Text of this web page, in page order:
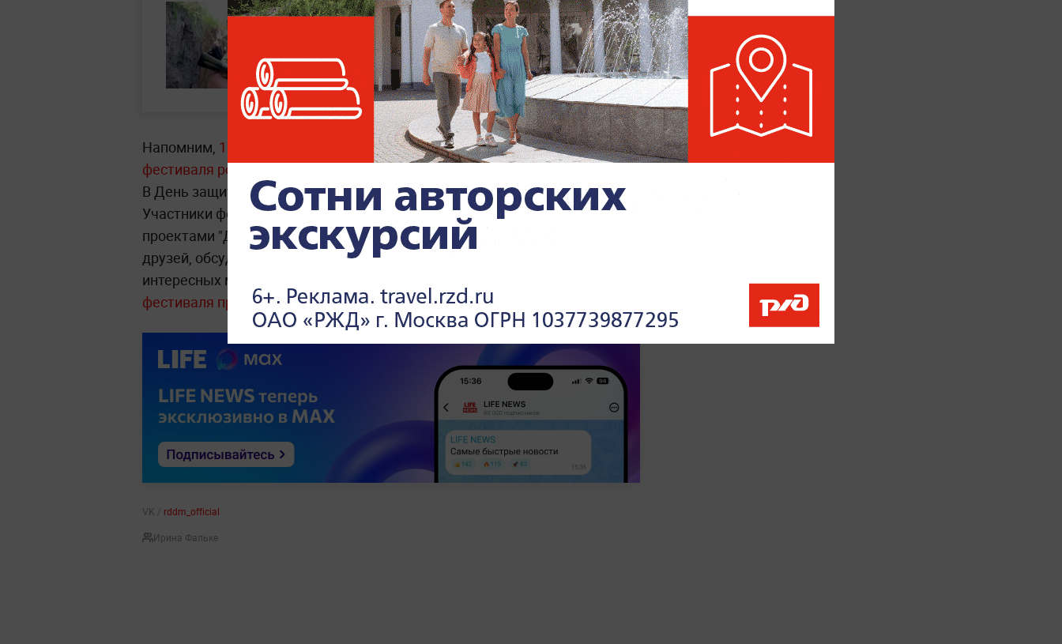
Участники СВО поздравили
детей и поблагодарили их
за поддержку
Напомним, 1 июня в Москве на ВДНХ открылась флагманская площадка
фестиваля российского движения детей и молодёжи "Движение первых".
В День защиты детей такие площадки работали в 79 регионах страны.
Участники фестиваля получили возможность познакомиться с разными
проектами "Движения первых" и примерить их на себя, а ещё найти
друзей, обсудить важные темы, предложить свои идеи, поучаствовать в
интересных мероприятиях, пообщаться со звёздами.
фестиваля приветствовал российский лидер Владимир Путин
VK / rddm_official
Ирина Фальке